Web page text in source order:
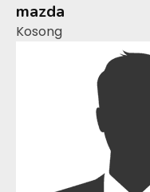
mazda
Kosong